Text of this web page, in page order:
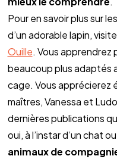
Pour en savoir plus sur
d’un adorable lapin,
Ouille. Vous apprendrez
beaucoup plus adaptés
cage. Vous apprécierez
maîtres, Vanessa et
dernières publications
oui, à l’instar d’un chat
animaux de